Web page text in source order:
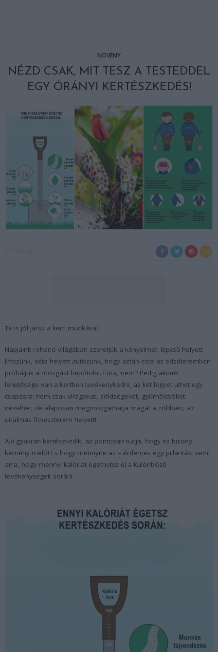
NÖVÉNY
NÉZD CSAK, MIT TESZ A TESTEDDEL
EGY ÓRÁNYI KERTÉSZKEDÉS!
Te is jól jársz a kerti munkával.
Napjaink rohanó világában szeretjük a kényelmet: lépcső helyett
liftezünk, séta helyett autózunk, hogy aztán este az edzőteremben
próbáljuk a mozgást bepótolni. Fura, nem? Pedig akinek
lehetősége van a kertben tevékenykedni, az két legyet üthet egy
csapásra: nem csak virágokat, zöldségeket, gyümölcsöket
nevelhet, de alaposan megmozgathatja magát a zöldben, az
unalmas fitneszterem helyett!
Aki gyakran kertészkedik, az pontosan tudja, hogy ez bizony
kemény meló! És hogy mennyire az – érdemes egy pillantást vetni
arra, hogy mennyi kalóriát égethetsz el a különböző
tevékenységek során!